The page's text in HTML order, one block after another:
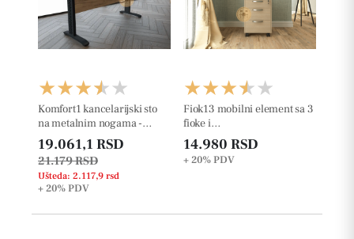
Komfort1 kancelarijski sto
na metalnim nogama -
36mm
19.061,1 RSD
21.179 RSD
Ušteda: 2.117,9 rsd
+ 20%PDV
Fiok13 mobilni element sa 3
fioke i
tockicima:42x50x63cm
14.980 RSD
+ 20%PDV